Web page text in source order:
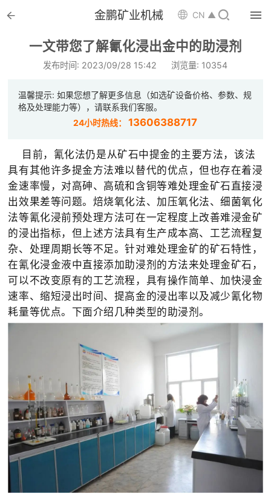
 金鹏矿业机械 CN ▲ 
一文带您了解氰化浸出金中的助浸剂
发布时间: 2023/09/28 15:42 浏览量: 10354
温馨提示: 如果您想了解更多信息（如选矿设备价格、参数、规
格及处理能力等），请联系我们客服。
24小时热线：13606388717
目前，氰化法仍是从矿石中提金的主要方法，该法
具有其他许多提金方法难以替代的优点，但也存在着浸
金速率慢，对高砷、高硫和含铜等难处理金矿石直接浸
出效果差等问题。焙烧氧化法、加压氧化法、细菌氧化
法等氰化浸前预处理方法可在一定程度上改善难浸金矿
的浸出指标，但上述方法具有生产成本高、工艺流程复
杂、处理周期长等不足。针对难处理金矿的矿石特性，
在氰化浸金液中直接添加助浸剂的方法来处理金矿石，
可以不改变原有的工艺流程，具有操作简单、加快浸金
速率、缩短浸出时间、提高金的浸出率以及减少氰化物
耗量等优点。下面介绍几种类型的助浸剂。
 首页
 选矿设备
 配件耗材

 选矿总包
 案例中心
 服务体系
 新闻中心
 矿山设计院

 关于金鹏
企业文化
专家团队
 联系我们